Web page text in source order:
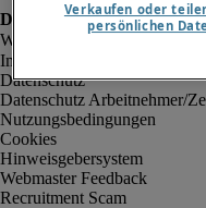
Impressum
Datenschutz
Datenschutz Arbeitnehmer/
Nutzungsbedingungen
Cookies
Hinweisgebersystem
Webmaster Feedback
Recruitment Scam
Verkaufen oder
persönlichen